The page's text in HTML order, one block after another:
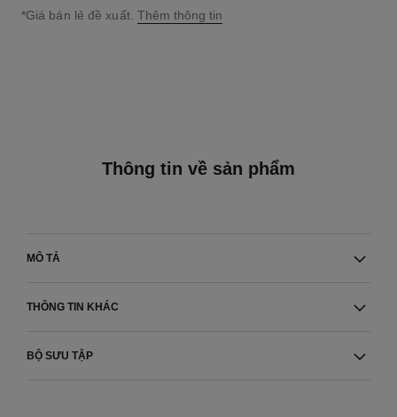
↩
*Giá bán lẻ đề xuất. Thêm thông tin
Thông tin về sản phẩm
MÔ TẢ
THÔNG TIN KHÁC
BỘ SƯU TẬP